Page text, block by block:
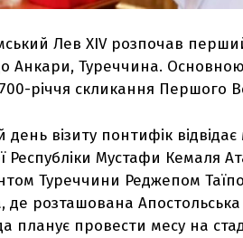
Лев XIV розпочав перший
Анкари, Туреччина. Основною
річчя скликання Першого
візиту понтифік
Республіки Мустафи Кемаля
Туреччини Реджепом
де розташована
планує провести месу на